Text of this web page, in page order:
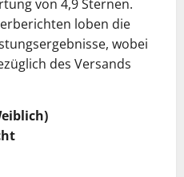
von 4,9 Sternen.
loben die
wobei
des Versands